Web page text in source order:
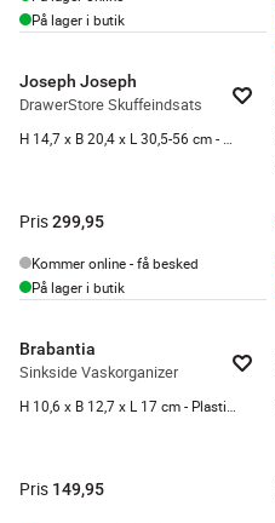
På lager i butik
Joseph Joseph
DrawerStore Skuffeindsats
Pris299,95
Kommer online - få besked
På lager i butik
Brabantia
Sinkside Vaskorganizer
Pris 149,95